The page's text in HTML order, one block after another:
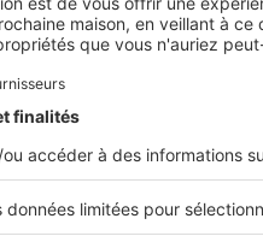
d’empruntà la baisse,
votretaux d’endettement
alors d’
ce choix n’est pas toujours
du crédit : un